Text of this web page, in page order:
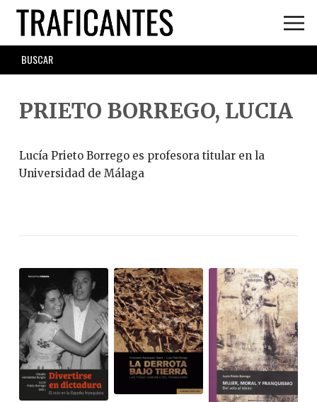
Skip
main
content
SEARCH
FORM
PRIETO BORREGO, LUCIA
Lucía Prieto Borrego es profesora titular en la
Universidad de Málaga